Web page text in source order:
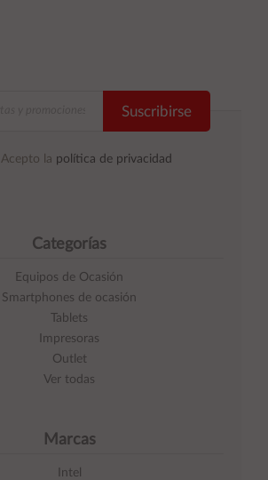
Suscribirse
Acepto la política de privacidad
Categorías
Equipos de Ocasión
Smartphones de ocasión
Tablets
Impresoras
Outlet
Ver todas
Marcas
Intel